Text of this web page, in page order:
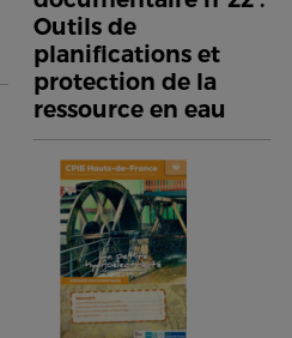
Outils de
planifications et
protection de la
ressource en eau